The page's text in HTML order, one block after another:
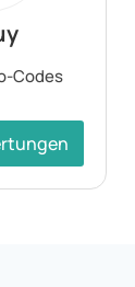
Codes